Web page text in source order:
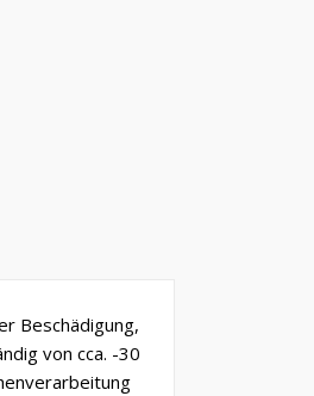
Beschädigung,
von cca. -30